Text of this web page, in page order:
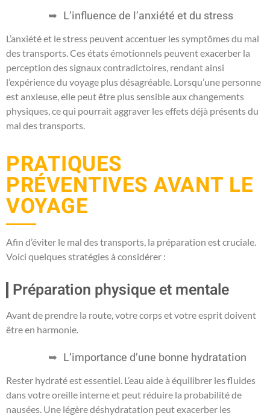
L’influence de l’anxiété et du stress
L’anxiété et le stress peuvent accentuer les symptômes du mal
des transports. Ces états émotionnels peuvent exacerber la
perception des signaux contradictoires, rendant ainsi
l’expérience du voyage plus désagréable. Lorsqu’une personne
est anxieuse, elle peut être plus sensible aux changements
physiques, ce qui pourrait aggraver les effets déjà présents du
mal des transports.
PRATIQUES
PRÉVENTIVES AVANT LE
VOYAGE
Afin d’éviter le mal des transports, la préparation est cruciale.
Voici quelques stratégies à considérer :
Préparation physique et mentale
Avant de prendre la route, votre corps et votre esprit doivent
être en harmonie.
L’importance d’une bonne hydratation
Rester hydraté est essentiel. L’eau aide à équilibrer les fluides
dans votre oreille interne et peut réduire la probabilité de
nausées. Une légère déshydratation peut exacerber les